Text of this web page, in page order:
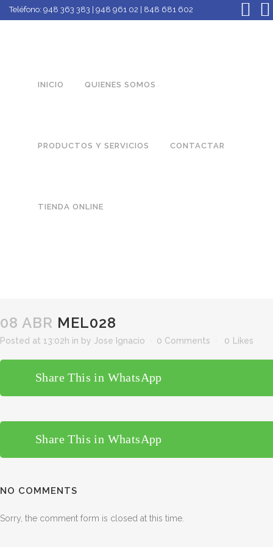
Teléfono: 948 363 383 | 948 961 02 | 848 681 602
INICIO QUIENES SOMOS
PRODUCTOS Y SERVICIOS CONTACTAR
TIENDA ONLINE
08 ABR MEL028
Posted at 13:02h in by Jose Ignacio 0 Comments 0 Likes
Share This in WhatsApp
Share This in WhatsApp
NO COMMENTS
Sorry, the comment form is closed at this time.